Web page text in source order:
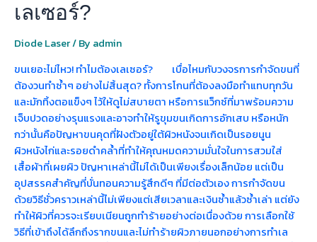
เลเซอร์?
Diode Laser/ By admin
ขนเยอะไม่ไหว! ทำไมต้องเลเซอร์? เบื่อไหมกับวงจรการกำจัดขนที่
ต้องวนทำซ้ำๆ อย่างไม่สิ้นสุด? ทั้งการโกนที่ต้องลงมือทำแทบทุกวัน
และมักทิ้งตอแข็งๆ ไว้ให้ดูไม่สบายตา หรือการแว็กซ์ที่มาพร้อมความ
เจ็บปวดอย่างรุนแรงและอาจทำให้รูขุมขนเกิดการอักเสบ หรือหนัก
กว่านั้นคือปัญหาขนคุดที่ฝังตัวอยู่ใต้ผิวหนังจนเกิดเป็นรอยนูน
ผิวหนังไก่และรอยดำคล้ำที่ทำให้คุณหมดความมั่นใจในการสวมใส่
เสื้อผ้าที่เผยผิว ปัญหาเหล่านี้ไม่ได้เป็นเพียงเรื่องเล็กน้อย แต่เป็น
อุปสรรคสำคัญที่บั่นทอนความรู้สึกดีๆ ที่มีต่อตัวเอง การกำจัดขน
ด้วยวิธีชั่วคราวเหล่านี้ไม่เพียงแต่เสียเวลาและเงินซ้ำแล้วซ้ำเล่า แต่ยัง
ทำให้ผิวที่ควรจะเรียบเนียนถูกทำร้ายอย่างต่อเนื่องด้วย การเลือกใช้
วิธีที่เข้าถึงได้ลึกถึงรากขนและไม่ทำร้ายผิวภายนอกอย่างการทำเล